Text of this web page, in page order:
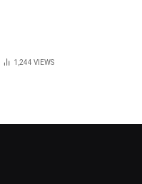
1,244 VIEWS